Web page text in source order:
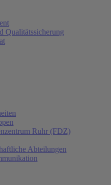
Qualitätssicherung
Ruhr (FDZ)
Abteilungen